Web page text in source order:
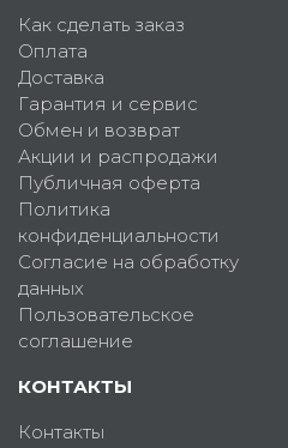
Как сделать заказ
Оплата
Доставка
Гарантия и сервис
Обмен и возврат
Акции и распродажи
Публичная оферта
Политика
конфиденциальности
Согласие на обработку
данных
Пользовательское
соглашение
КОНТАКТЫ
Контакты